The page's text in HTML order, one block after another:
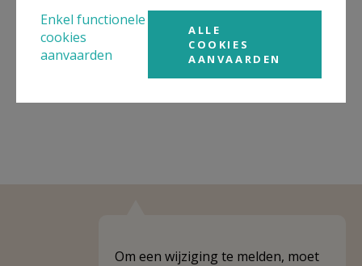
Behoort tot
Om een wijziging te melden, moet
Enkel functionele
cookies
aanvaarden
ALLE
COOKIES
AANVAARDEN